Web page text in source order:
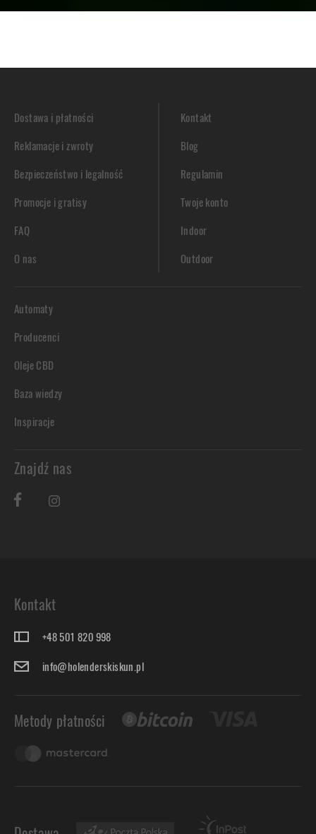
Dostawa i płatności
Reklamacje i zwroty
Bezpieczeństwo i legalność
Promocje i gratisy
FAQ
O nas
Kontakt
Blog
Regulamin
Twoje konto
Indoor
Outdoor
Automaty
Producenci
Oleje CBD
Baza wiedzy
Inspiracje
Znajdź nas
Kontakt
+48 501 820 998
info@holenderskiskun.pl
Metody płatności